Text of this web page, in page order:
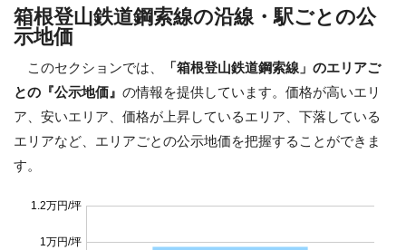
箱根登山鉄道鋼索線の沿線・駅ごとの公
示地価
このセクションでは、
「箱根登山鉄道鋼索線」のエリアご
との『公示地価』 の情報を提供しています。価格が高いエリ
ア、安いエリア、価格が上昇しているエリア、下落している
エリアなど、エリアごとの公示地価を把握することができま
す。
1万円/坪
1.2万円/坪